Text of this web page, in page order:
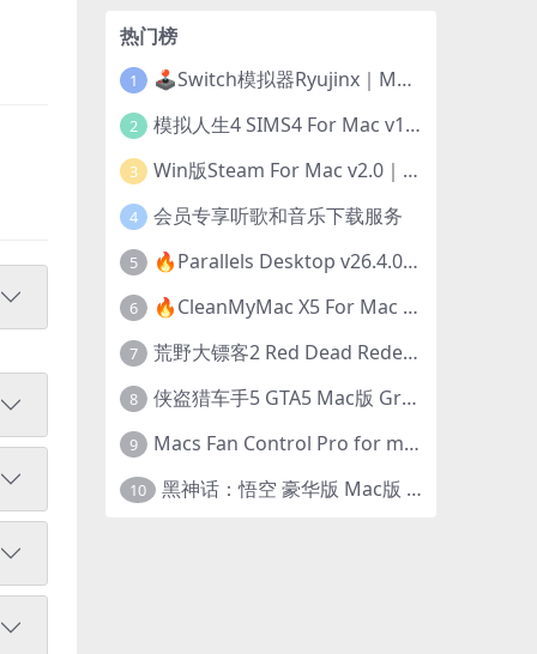
热门榜
1 🕹️Switch模拟器Ryujinx｜Mac+Win版｜开发团队已解散此乃最后的绝唱版本
2 模拟人生4 SIMS4 For Mac v1.118.257.1220｜中文原生版｜无限金币｜全100DLC
3 Win版Steam For Mac v2.0｜在Mac运行Win版游戏！｜升级GPTK4.0支持！
4 会员专享听歌和音乐下载服务
5 🔥Parallels Desktop v26.4.0-57513｜免激活版｜在Mac上安装Windows/Linux等系统[赠Windows激活]
6 🔥CleanMyMac X5 For Mac v5.5.7｜免激活版｜macOS系统优化/清理神器
7 荒野大镖客2 Red Dead Redemption 2 for mac v1436.28｜中文移植版｜最好玩的开放世界游戏
8 侠盗猎车手5 GTA5 Mac版 Grand Theft Auto V For Mac｜中文破解版
9 Macs Fan Control Pro for mac v1.5.18｜中文破解版｜风扇监控与控制工具
10 黑神话：悟空 豪华版 Mac版 Black Myth: Wukong For Mac v1.0.21.23831｜国语中文移植版｜仅限终身VIP交流学习｜含Mac+Win版